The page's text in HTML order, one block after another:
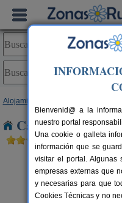
Alojamientos
Casas Rurales
Bienvenid@ a la
nuestro portal
Una cookie o galleta
información que se
visitar el portal. Algunas
empresas externas que
y necesarias para que
Cookies Técnicas y no